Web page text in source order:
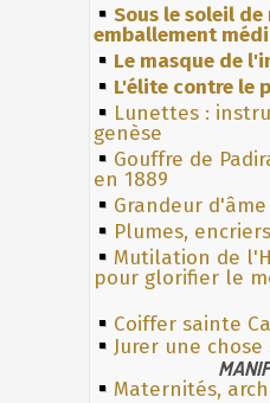
Sous le soleil
emballement
Le masque de
L'élite contre le
Lunettes :
genèse
Gouffre de
en 1889
Grandeur
Plumes,
Mutilation de
pour glorifier le
Coiffer sainte
Jurer une
Maternités,